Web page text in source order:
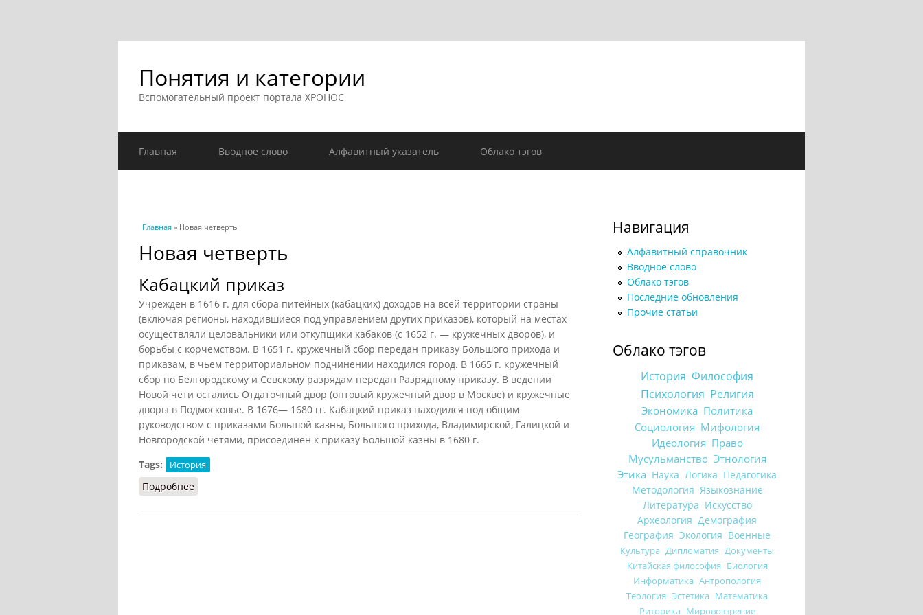
Понятия и категории
Вспомогательный проект портала ХРОНОС
Главная Вводное слово Алфавитный указатель Облако тэгов
Вы здесь
Главная » Новая четверть
Новая четверть
Кабацкий приказ
Учрежден в 1616 г. для сбора питейных (кабацких) доходов на всей территории страны
(включая регионы, находившиеся под управлением других приказов), который на местах
осуществляли целовальники или откупщики кабаков (с 1652 г. — кружечных дворов), и
борьбы с корчемством. В 1651 г. кружечный сбор передан приказу Большого прихода и
приказам, в чьем территориальном подчинении находился город. В 1665 г. кружечный
сбор по Белгородскому и Севскому разрядам передан Разрядному приказу. В ведении
Новой чети остались Отдаточный двор (оптовый кружечный двор в Москве) и кружечные
дворы в Подмосковье. В 1676— 1680 гг. Кабацкий приказ находился под общим
руководством с приказами Большой казны, Большого прихода, Владимирской, Галицкой и
Новгородской четями, присоединен к приказу Большой казны в 1680 г.
Tags:
История
Подробнее
Навигация
Алфавитный справочник
Вводное слово
Облако тэгов
Последние обновления
Прочие статьи
Облако тэгов
История Философия
Психология Религия
Экономика Политика
Социология Мифология
Идеология Право
Мусульманство Этнология
Этика Наука Логика Педагогика
Методология Языкознание
Литература Искусство
Археология Демография
География Экология Военные
Культура Дипломатия Документы
Китайская философия Биология
Информатика Антропология
Теология Эстетика Математика
Риторика Мировоззрение